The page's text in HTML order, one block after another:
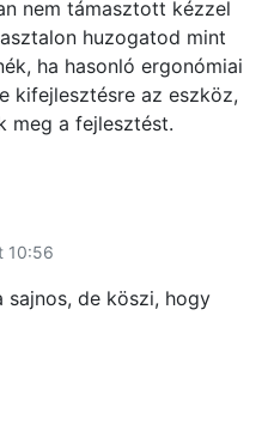
nem támasztott kézzel
huzogatod mint
ha hasonló ergonómiai
kifejlesztésre az eszköz,
meg a fejlesztést.
10:56
de köszi, hogy